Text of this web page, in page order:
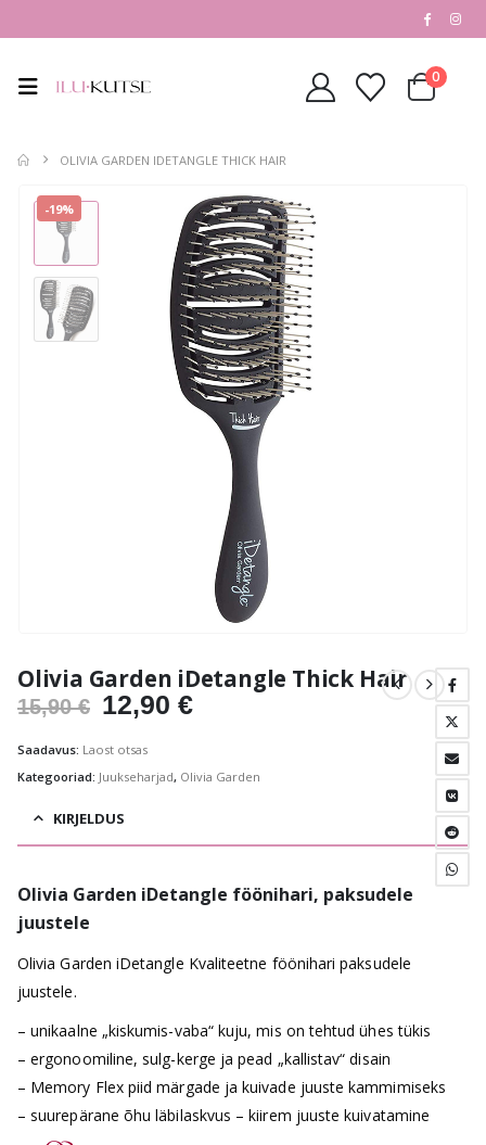
0
OLIVIA GARDEN IDETANGLE THICK HAIR
-19%
Olivia Garden iDetangle Thick Hair
15,90€ Algne
oli:
15,90 €.
12,90€Praegune
12,90 €.
Saadavus: Laost otsas
Kategooriad: Juukseharjad, Olivia Garden
KIRJELDUS
Olivia Garden iDetangle föönihari, paksudele
juustele
Olivia Garden iDetangle Kvaliteetne föönihari paksudele
juustele.
– unikaalne „kiskumis-vaba“ kuju, mis on tehtud ühes tükis
– ergonoomiline, sulg-kerge ja pead „kallistav“ disain
– Memory Flex piid märgade ja kuivade juuste kammimiseks
– suurepärane õhu läbilaskvus – kiirem juuste kuivatamine